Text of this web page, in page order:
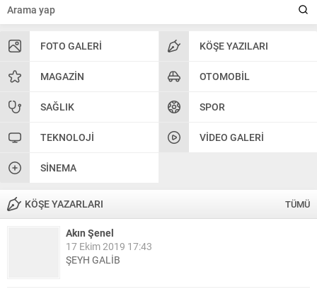
FOTO GALERI KÖŞE YAZILARI
MAGAZIN OTOMOBIL
SAĞLIK SPOR
TEKNOLOJI VIDEO GALERI
SINEMA
KÖŞE YAZARLARI TÜMÜ
Akın Şenel
17 Ekim 2019 17:43
ŞEYH GALİB